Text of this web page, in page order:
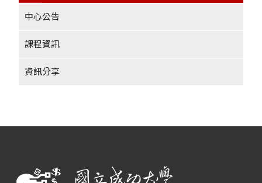
中心公告
課程資訊
資訊分享